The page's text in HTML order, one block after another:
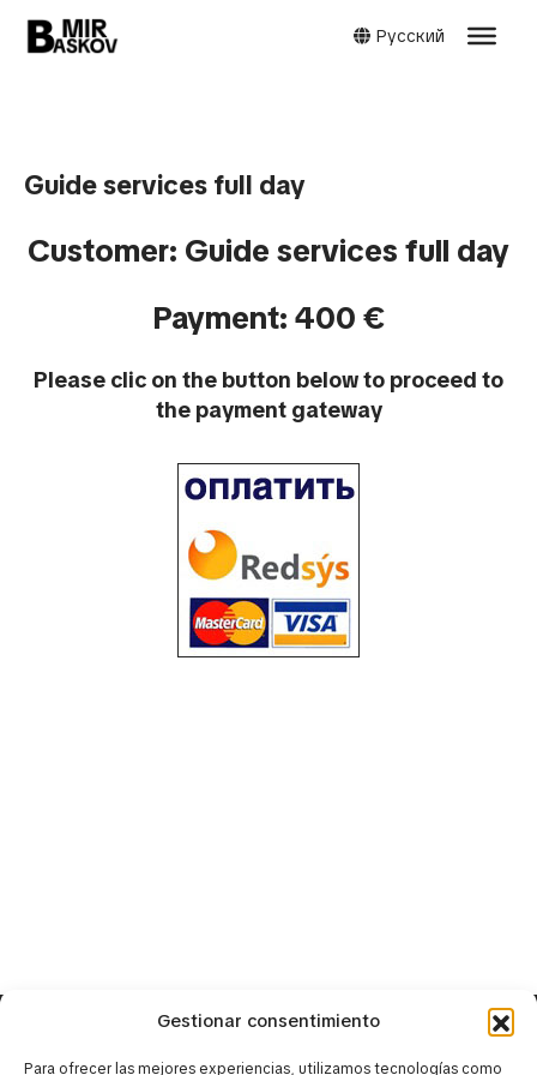
Gestionar consentimiento
Para ofrecer las mejores experiencias, utilizamos tecnologías como
Русский
Guide services full day
Customer: Guide services full day
Payment: 400 €
Please clic on the button below to proceed to
the payment gateway